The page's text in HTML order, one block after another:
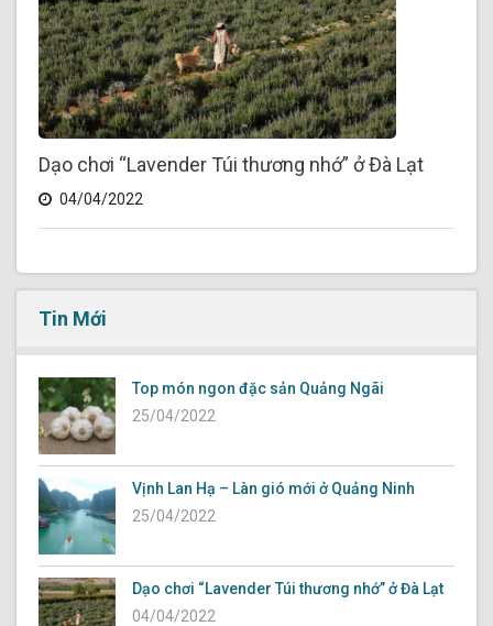
Dạo chơi “Lavender Túi thương nhớ” ở Đà Lạt
04/04/2022
Tin Mới
Top món ngon đặc sản Quảng Ngãi
25/04/2022
Vịnh Lan Hạ – Làn gió mới ở Quảng Ninh
25/04/2022
Dạo chơi “Lavender Túi thương nhớ” ở Đà Lạt
04/04/2022